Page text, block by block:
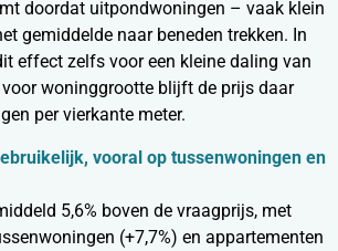
doordat uitpondwoningen – vaak klein
gemiddelde naar beneden trekken. In
effect zelfs voor een kleine daling van
voor woninggrootte blijft de prijs daar
per vierkante meter.
vooral op tussenwoningen en
5,6% boven de vraagprijs, met
(+7,7%) en appartementen